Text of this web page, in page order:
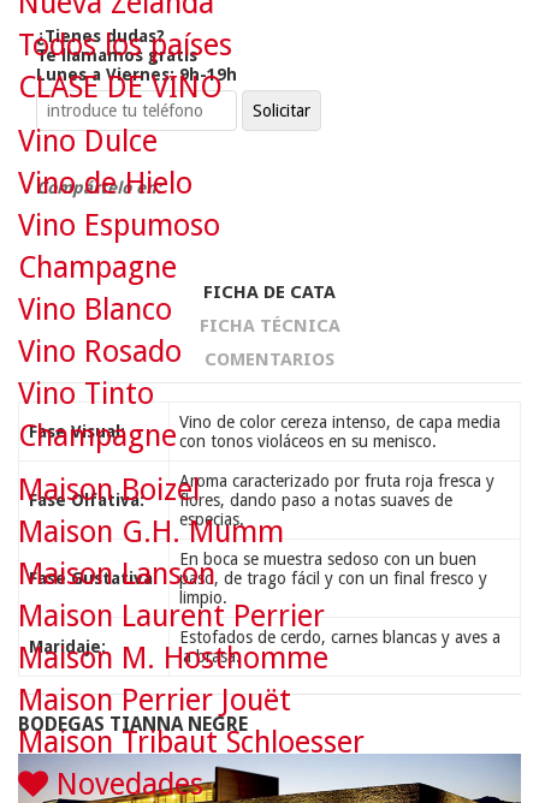
¿Tienes dudas?
Te llamamos gratis
Lunes a Viernes: 9h-19h
Compártelo en:
FICHA DE CATA
FICHA TÉCNICA
COMENTARIOS
Fase Visual:
Vino de color cereza intenso, de capa media
con tonos violáceos en su menisco.
Fase Olfativa:
Aroma caracterizado por fruta roja fresca y
flores, dando paso a notas suaves de
especias.
Fase Gustativa:
En boca se muestra sedoso con un buen
paso, de trago fácil y con un final fresco y
limpio.
Maridaje:
Estofados de cerdo, carnes blancas y aves a
la brasa.
BODEGAS TIANNA NEGRE
Todos los países
CLASE DE VINO
Vino Dulce
Vino de Hielo
Vino Espumoso
Champagne
Vino Blanco
Vino Rosado
Vino Tinto
Champagne
Maison Boizel
Maison G.H. Mumm
Maison Lanson
Maison Laurent Perrier
Maison M. Hosthomme
Maison Perrier Jouët
Maison Tribaut Schloesser
Novedades